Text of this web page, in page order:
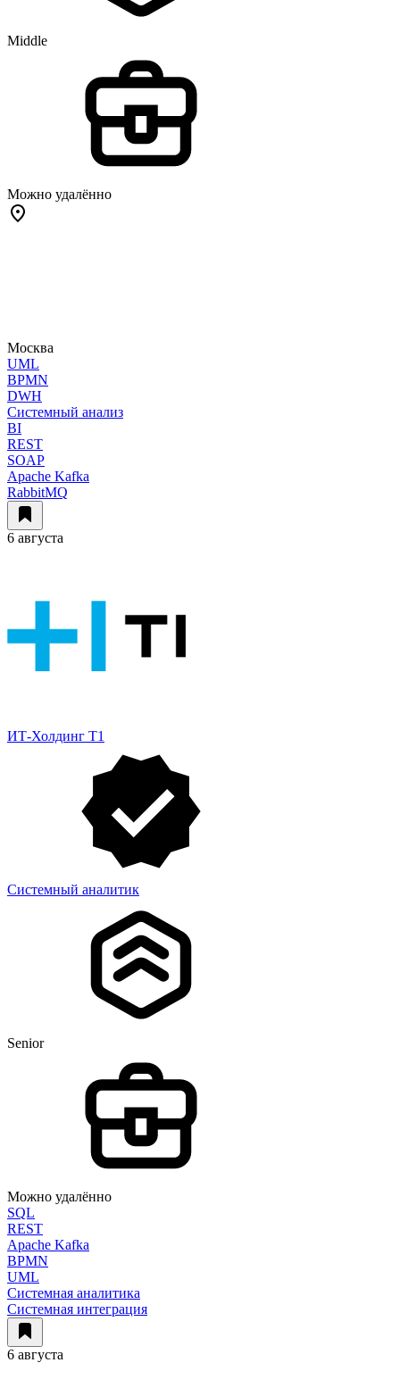
Middle
Можно удалённо
Москва
UML
BPMN
DWH
Системный анализ
BI
REST
SOAP
Apache Kafka
RabbitMQ
6 августа
ИТ-Холдинг Т1
Системный аналитик
Senior
Можно удалённо
SQL
REST
Apache Kafka
BPMN
UML
Системная аналитика
Системная интеграция
6 августа